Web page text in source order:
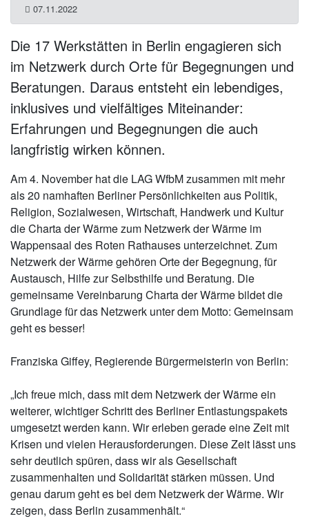
07.11.2022
Die 17 Werkstätten in Berlin engagieren sich
im Netzwerk durch Orte für Begegnungen und
Beratungen. Daraus entsteht ein lebendiges,
inklusives und vielfältiges Miteinander:
Erfahrungen und Begegnungen die auch
langfristig wirken können.
Am 4. November hat die LAG WfbM zusammen mit mehr
als 20 namhaften Berliner Persönlichkeiten aus Politik,
Religion, Sozialwesen, Wirtschaft, Handwerk und Kultur
die Charta der Wärme zum Netzwerk der Wärme im
Wappensaal des Roten Rathauses unterzeichnet. Zum
Netzwerk der Wärme gehören Orte der Begegnung, für
Austausch, Hilfe zur Selbsthilfe und Beratung. Die
gemeinsame Vereinbarung Charta der Wärme bildet die
Grundlage für das Netzwerk unter dem Motto: Gemeinsam
geht es besser!
Franziska Giffey, Regierende Bürgermeisterin von Berlin:
„Ich freue mich, dass mit dem Netzwerk der Wärme ein
weiterer, wichtiger Schritt des Berliner Entlastungspakets
umgesetzt werden kann. Wir erleben gerade eine Zeit mit
Krisen und vielen Herausforderungen. Diese Zeit lässt uns
sehr deutlich spüren, dass wir als Gesellschaft
zusammenhalten und Solidarität stärken müssen. Und
genau darum geht es bei dem Netzwerk der Wärme. Wir
zeigen, dass Berlin zusammenhält.“